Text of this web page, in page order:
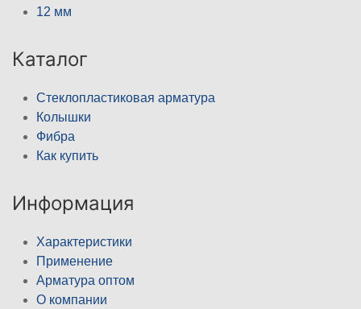
12 мм
Каталог
Стеклопластиковая арматура
Колышки
Фибра
Как купить
Информация
Характеристики
Применение
Арматура оптом
О компании